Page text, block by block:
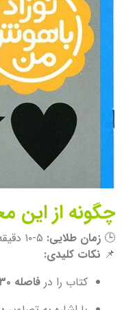
چگونه از این
🕒 زمان طلایی:
📌 نکات کلیدی:
کتاب را در فاصله ۳۰ سانتی‌متری